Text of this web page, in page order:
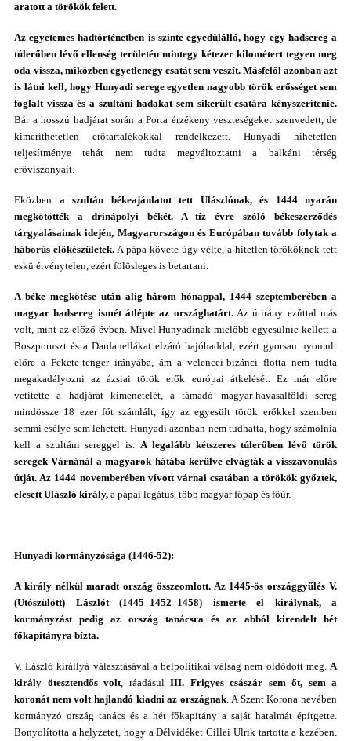
aratott a törökök felett.
Az egyetemes hadtörténetben is szinte egyedülálló, hogy egy hadsereg a
túlerőben lévő ellenség területén mintegy kétezer kilométert tegyen meg
oda-vissza, miközben egyetlenegy csatát sem veszít. Másfelől azonban azt
is látni kell, hogy Hunyadi serege egyetlen nagyobb török erősséget sem
foglalt vissza és a szultáni hadakat sem sikerült csatára kényszerítenie.
Bár a hosszú hadjárat során a Porta érzékeny veszteségeket szenvedett, de
kimeríthetetlen erőtartalékokkal rendelkezett. Hunyadi hihetetlen
teljesítménye tehát nem tudta megváltoztatni a balkáni térség
erőviszonyait.
Eközben a szultán békeajánlatot tett Ulászlónak, és 1444 nyarán
megkötötték a drinápolyi békét. A tíz évre szóló békeszerződés
tárgyalásainak idején, Magyarországon és Európában tovább folytak a
háborús előkészületek.A pápa követe úgy vélte, a hitetlen törököknek tett
eskü érvénytelen, ezért fölösleges is betartani.
A béke megkötése után alig három hónappal, 1444 szeptemberében a
magyar hadsereg ismét átlépte az országhatárt.Az útirány ezúttal más
volt, mint az előző évben. Mivel Hunyadinak mielőbb egyesülnie kellett a
Boszporuszt és a Dardanellákat elzáró hajóhaddal, ezért gyorsan nyomult
előre a Fekete-tenger irányába, ám a velencei-bizánci flotta nem tudta
megakadályozni az ázsiai török erők európai átkelését. Ez már előre
vetítette a hadjárat kimenetelét, a támadó magyar-havasalföldi sereg
mindössze 18 ezer főt számlált, így az egyesült török erőkkel szemben
semmi esélye sem lehetett. Hunyadi azonban nem tudhatta, hogy számolnia
kell a szultáni sereggel is. A legalább kétszeres túlerőben lévő török
seregek Várnánál a magyarok hátába kerülve elvágták a visszavonulás
útját. Az 1444 novemberében vívott várnai csatában a törökök győztek,
elesett Ulászló király, a pápai legátus, több magyar főpap és főúr.
Hunyadi kormányzósága (1446-52):
A király nélkül maradt ország összeomlott. Az 1445-ös országgyűlés V.
(Utószülött) Lászlót (1445–1452–1458) ismerte el királynak, a
kormányzást pedig az ország tanácsra és az abból kirendelt hét
főkapitányra bízta.
V. László királlyá választásával a belpolitikai válság nem oldódott meg. A
király ötesztendős volt, ráadásul III. Frigyes császár sem őt, sem a
koronát nem volt hajlandó kiadni az országnak. A Szent Korona nevében
kormányzó ország tanács és a hét főkapitány a saját hatalmát építgette.
Bonyolította a helyzetet, hogy a Délvidéket Cillei Ulrik tartotta a kezében.